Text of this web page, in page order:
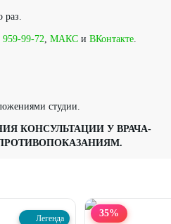
раз.
99-72, МАКС и ВКонтакте.
студии.
КОНСУЛЬТАЦИИ У ВРАЧА-
Легенда 35%